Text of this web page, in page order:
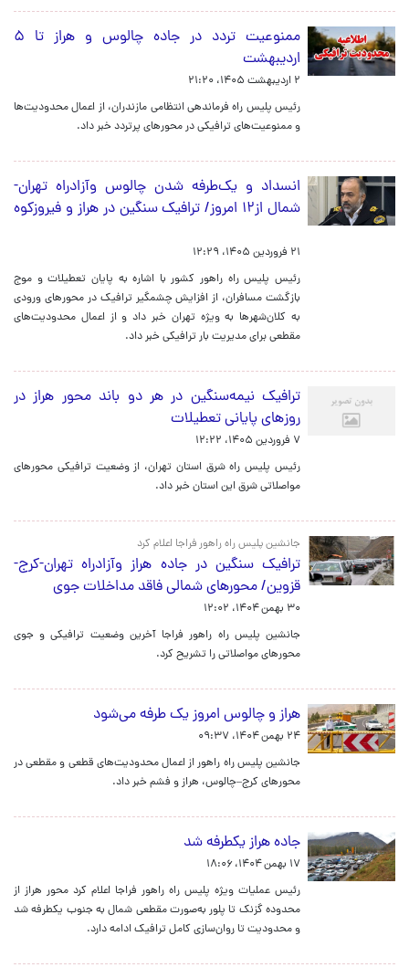
ممنوعیت تردد در جاده چالوس و هراز تا ۵
اردیبهشت
۲ اردیبهشت ۱۴۰۵، ۲۱:۲۰
رئیس پلیس راه فرماندهی انتظامی مازندران، از اعمال محدودیت‌ها
و ممنوعیت‌های ترافیکی در محورهای پرتردد خبر داد.
انسداد و یک‌طرفه شدن چالوس وآزادراه تهران-
شمال از۱۲ امروز/ ترافیک سنگین در هراز و فیروزکوه
۲۱ فروردین ۱۴۰۵، ۱۲:۲۹
رئیس پلیس راه راهور کشور با اشاره به پایان تعطیلات و موج
بازگشت مسافران، از افزایش چشمگیر ترافیک در محورهای ورودی
به کلان‌شهرها به ویژه تهران خبر داد و از اعمال محدودیت‌های
مقطعی برای مدیریت بار ترافیکی خبر داد.
ترافیک نیمه‌سنگین در هر دو باند محور هراز در
روزهای پایانی تعطیلات
۷ فروردین ۱۴۰۵، ۱۲:۲۲
رئیس پلیس راه شرق استان تهران، از وضعیت ترافیکی محورهای
مواصلاتی شرق این استان خبر داد.
جانشین پلیس راه راهور فراجا اعلام کرد
ترافیک سنگین در جاده هراز وآزادراه تهران‌-کرج‌-
قزوین/ محورهای شمالی فاقد مداخلات جوی
۳۰ بهمن ۱۴۰۴، ۱۲:۰۲
جانشین پلیس راه راهور فراجا آخرین وضعیت ترافیکی و جوی
محورهای مواصلاتی را تشریح کرد.
هراز و چالوس امروز یک طرفه می‌شود
۲۴ بهمن ۱۴۰۴، ۰۹:۳۷
جانشین پلیس راه راهور از اعمال محدودیت‌های قطعی و مقطعی در
محورهای کرج–چالوس، هراز و فشم خبر داد.
جاده هراز یکطرفه شد
۱۷ بهمن ۱۴۰۴، ۱۸:۰۶
رئیس عملیات ویژه پلیس راه راهور فراجا اعلام کرد محور هراز از
محدوده گزنک تا پلور به‌صورت مقطعی شمال به جنوب یکطرفه شد
و محدودیت تا روان‌سازی کامل ترافیک ادامه دارد.